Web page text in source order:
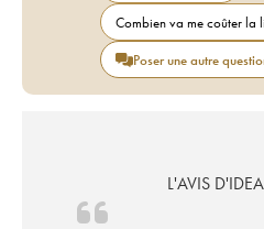
Combien va me coûter la
Poser une autre
L'AVIS